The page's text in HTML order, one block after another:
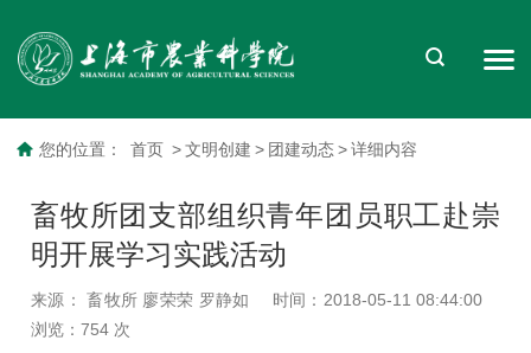
您的位置： 首页 > 文明创建 > 团建动态 > 详细内容
畜牧所团支部组织青年团员职工赴崇
明开展学习实践活动
来源：​ 畜牧所 廖荣荣 罗静如
时间：2018-05-11 08:44:00
浏览：754 次